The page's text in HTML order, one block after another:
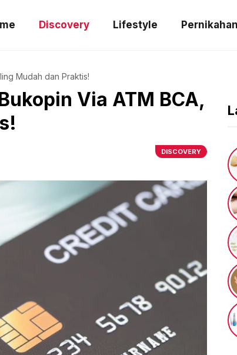
Discovery Lifestyle Pernikahan
Mudah dan Praktis!
Via ATM BCA,
DISCOVERY